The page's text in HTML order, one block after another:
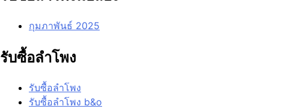
กุมภาพันธ์ 2025
รับซื้อลำโพง
รับซื้อลำโพง
รับซื้อลำโพง b&o